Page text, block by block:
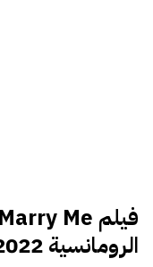
الرومانسية 2022